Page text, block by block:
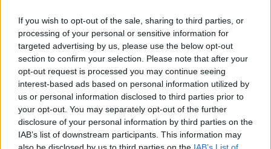
If you wish to opt-out of the sale, sharing to third parties, or
processing of your personal or sensitive information for
targeted advertising by us, please use the below opt-out
section to confirm your selection. Please note that after your
opt-out request is processed you may continue seeing
interest-based ads based on personal information utilized by
us or personal information disclosed to third parties prior to
your opt-out. You may separately opt-out of the further
disclosure of your personal information by third parties on the
IAB’s list of downstream participants. This information may
also be disclosed by us to third parties on the IAB’s List of
trasparenti. Le organizzazioni dovrebbero
valutare metriche orientate agli esiti,
predisporre protocolli per la collaborazione e
monitorare l’impatto sulle competenze e
sull’innovazione interna.
keyword1: smart working·keyword2:produttività
keyword3:lavoro ibrido